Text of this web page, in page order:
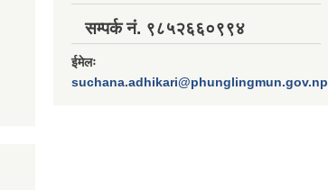
सम्पर्क नं. ९८५२६६०९९४
ईमेलः
suchana.adhikari@phunglingmun.gov.np